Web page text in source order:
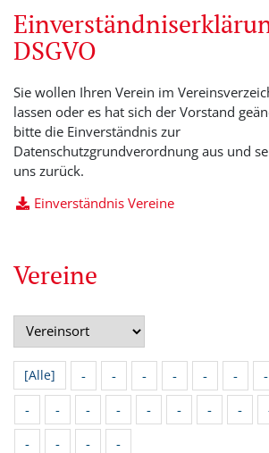
DSGVO
Sie wollen Ihren Verein im
lassen oder es hat sich der Vorstand
bitte die Einverständnis zur
Datenschutzgrundverordnung aus und
uns zurück.
Einverständnis Vereine
Vereine
[Alle] - - - - - - -
-
- - - - - - -
-
- - -